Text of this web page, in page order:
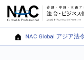
NAC Global アジア法